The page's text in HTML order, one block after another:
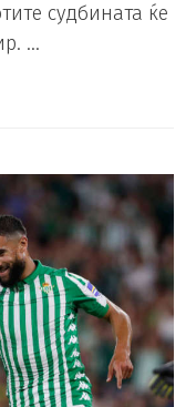
судбината ќе
…